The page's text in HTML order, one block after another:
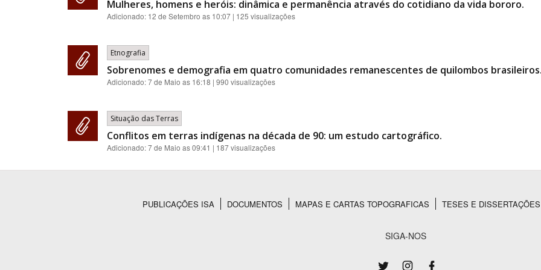
Mulheres, homens e heróis: dinâmica e permanência através do cotidiano da vida bororo.
Adicionado: 12 de Setembro as 10:07 | 125 visualizações
Etnografia
Sobrenomes e demografia em quatro comunidades remanescentes de quilombos brasileiros.
Adicionado:7 de Maio as 16:18 | 990 visualizações
Situação das Terras
Conflitos em terras indígenas na década de 90: um estudo cartográfico.
Adicionado:7 de Maio as 09:41 | 187 visualizações
PUBLICAÇÕES ISA DOCUMENTOS MAPAS E CARTAS TOPOGRAFICAS TESES E DISSERTAÇÕES
SIGA-NOS